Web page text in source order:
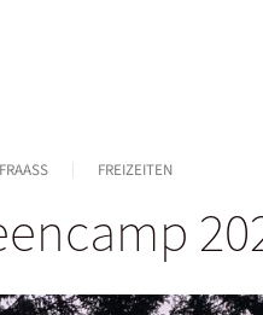
FREIZEITEN